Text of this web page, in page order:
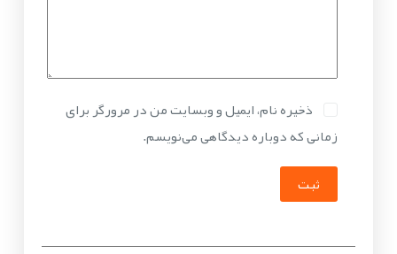
ذخیره نام، ایمیل و وبسایت من در مرورگر برای
زمانی که دوباره دیدگاهی می‌نویسم.
ثبت